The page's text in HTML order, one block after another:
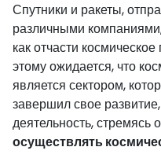
Спутники и ракеты,
различными
как отчасти
этому ожидается, что
является сектором,
завершил свое
деятельность, стремясь
осуществлять